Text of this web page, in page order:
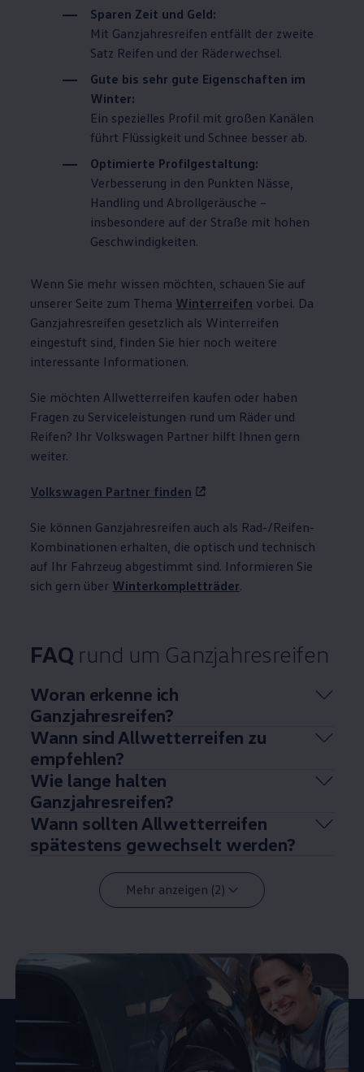
Sparen Zeit und Geld:
Mit Ganzjahresreifen entfällt der zweite
Satz Reifen und der Räderwechsel.
Gute bis sehr gute Eigenschaften im
Winter:
Ein spezielles Profil mit großen Kanälen
führt Flüssigkeit und Schnee besser ab.
Optimierte Profilgestaltung:
Verbesserung in den Punkten Nässe,
Handling und Abrollgeräusche –
insbesondere auf der Straße mit hohen
Geschwindigkeiten.
Wenn Sie mehr wissen möchten, schauen Sie auf
unserer Seite zum Thema Winterreifen vorbei. Da
Ganzjahresreifen gesetzlich als Winterreifen
eingestuft sind, finden Sie hier noch weitere
interessante Informationen.
Sie möchten Allwetterreifen kaufen oder haben
Fragen zu Serviceleistungen rund um Räder und
Reifen? Ihr Volkswagen Partner hilft Ihnen gern
weiter.
Volkswagen Partner finden
Sie können Ganzjahresreifen auch als Rad-/Reifen-
Kombinationen erhalten, die optisch und technisch
auf Ihr Fahrzeug abgestimmt sind. Informieren Sie
sich gern über Winterkompletträder.
FAQ rund um Ganzjahresreifen
Woran erkenne ich
Ganzjahresreifen?
Wann sind Allwetterreifen zu
empfehlen?
Wie lange halten
Ganzjahresreifen?
Wann sollten Allwetterreifen
spätestens gewechselt werden?
Mehr anzeigen (2)